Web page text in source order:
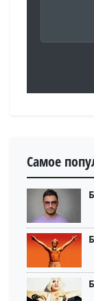
Самое